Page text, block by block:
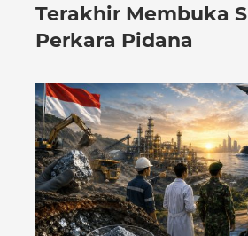
Terakhir Membuka
Perkara Pidana